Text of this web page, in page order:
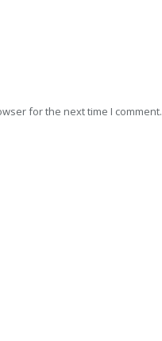
for the next time I comment.